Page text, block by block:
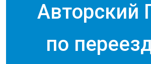
Авторский
по